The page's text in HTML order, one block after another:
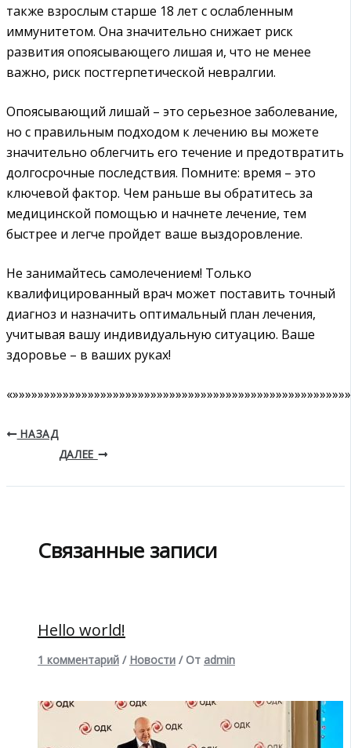
также взрослым старше 18 лет с ослабленным
иммунитетом. Она значительно снижает риск
развития опоясывающего лишая и, что не менее
важно, риск постгерпетической невралгии.
Опоясывающий лишай – это серьезное заболевание,
но с правильным подходом к лечению вы можете
значительно облегчить его течение и предотвратить
долгосрочные последствия. Помните: время – это
ключевой фактор. Чем раньше вы обратитесь за
медицинской помощью и начнете лечение, тем
быстрее и легче пройдет ваше выздоровление.
Не занимайтесь самолечением! Только
квалифицированный врач может поставить точный
диагноз и назначить оптимальный план лечения,
учитывая вашу индивидуальную ситуацию. Ваше
здоровье – в ваших руках!
НАЗАД
ДАЛЕЕ
Связанные записи
Hello world!
1 комментарий / Новости / От admin